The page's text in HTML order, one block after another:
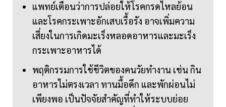
แพทย์เตือนว่าการปล่อยให้โรคกรดไหลย้อน
และโรคกระเพาะอักเสบเรื้อรัง อาจเพิ่มความ
เสี่ยงในการเกิดมะเร็งหลอดอาหารและมะเร็ง
กระเพาะอาหารได้
พฤติกรรมการใช้ชีวิตของคนวัยทำงาน เช่น กิน
อาหารไม่ตรงเวลา ทานมื้อดึก และพักผ่อนไม่
เพียงพอ เป็นปัจจัยสำคัญที่ทำให้ระบบย่อย